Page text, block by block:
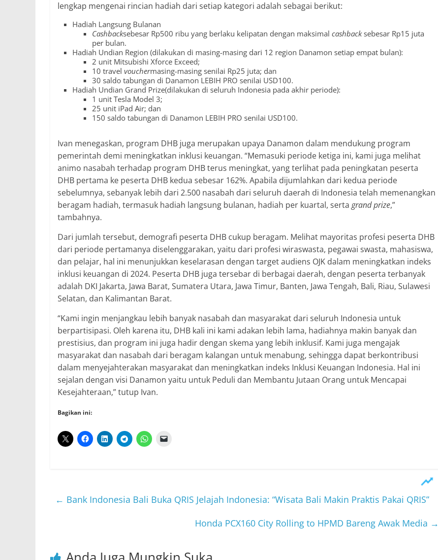
lengkap mengenai rincian hadiah dari setiap kategori adalah sebagai berikut:
Hadiah Langsung Bulanan
Cashbacksebesar Rp500 ribu yang berlaku kelipatan dengan maksimal cashbacksebesar Rp15 juta
per bulan.
Hadiah Undian Region (dilakukan di masing-masing dari 12 region Danamon setiap empat bulan):
2 unit Mitsubishi Xforce Exceed;
10 travel vouchermasing-masing senilai Rp25 juta; dan
30 saldo tabungan di Danamon LEBIH PRO senilai USD100.
Hadiah Undian Grand Prize(dilakukan di seluruh Indonesia pada akhir periode):
1 unit Tesla Model 3;
25 unit iPad Air; dan
150 saldo tabungan di Danamon LEBIH PRO senilai USD100.
Ivan menegaskan, program DHB juga merupakan upaya Danamon dalam mendukung program
pemerintah demi meningkatkan inklusi keuangan. “Memasuki periode ketiga ini, kami juga melihat
animo nasabah terhadap program DHB terus meningkat, yang terlihat pada peningkatan peserta
DHB pertama ke peserta DHB kedua sebesar 162%. Apabila dijumlahkan dari kedua periode
sebelumnya, sebanyak lebih dari 2.500 nasabah dari seluruh daerah di Indonesia telah memenangkan
beragam hadiah, termasuk hadiah langsung bulanan, hadiah per kuartal, serta grand prize,”
tambahnya.
Dari jumlah tersebut, demografi peserta DHB cukup beragam. Melihat mayoritas profesi peserta DHB
dari periode pertamanya diselenggarakan, yaitu dari profesi wiraswasta, pegawai swasta, mahasiswa,
dan pelajar, hal ini menunjukkan keselarasan dengan target audiens OJK dalam meningkatkan indeks
inklusi keuangan di 2024. Peserta DHB juga tersebar di berbagai daerah, dengan peserta terbanyak
adalah DKI Jakarta, Jawa Barat, Sumatera Utara, Jawa Timur, Banten, Jawa Tengah, Bali, Riau, Sulawesi
Selatan, dan Kalimantan Barat.
“Kami ingin menjangkau lebih banyak nasabah dan masyarakat dari seluruh Indonesia untuk
berpartisipasi. Oleh karena itu, DHB kali ini kami adakan lebih lama, hadiahnya makin banyak dan
prestisius, dan program ini juga hadir dengan skema yang lebih inklusif. Kami juga mengajak
masyarakat dan nasabah dari beragam kalangan untuk menabung, sehingga dapat berkontribusi
dalam menyejahterakan masyarakat dan meningkatkan indeks Inklusi Keuangan Indonesia. Hal ini
sejalan dengan visi Danamon yaitu untuk Peduli dan Membantu Jutaan Orang untuk Mencapai
Kesejahteraan,” tutup Ivan.
Bagikan ini:
← Bank Indonesia Bali Buka QRIS Jelajah Indonesia: “Wisata Bali Makin Praktis Pakai QRIS”
Honda PCX160 City Rolling to HPMD Bareng Awak Media →